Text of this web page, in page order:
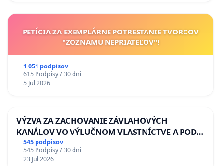
PETÍCIA ZA EXEMPLÁRNE POTRESTANIE TVORCOV
"ZOZNAMU NEPRIATEĽOV"!
1 051 podpisov
615 Podpisy / 30 dni
5 Jul 2026
VÝZVA ZA ZACHOVANIE ZÁVLAHOVÝCH
KANÁLOV VO VÝLUČNOM VLASTNÍCTVE A POD
KONTROLOU SLOVENSKEJ REPUBLIKY & žiadosť
na riešenie zanedbaného stavu závlahových a
545 podpisov
545 Podpisy / 30 dni
23 Jul 2026